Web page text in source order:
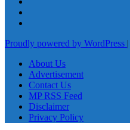
Proudly powered by WordPress |
About Us
Advertisement
Contact Us
MP RSS Feed
Disclaimer
Privacy Policy